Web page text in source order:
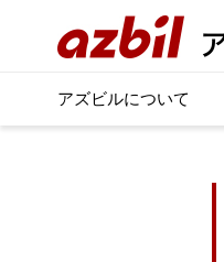
アズビルについて